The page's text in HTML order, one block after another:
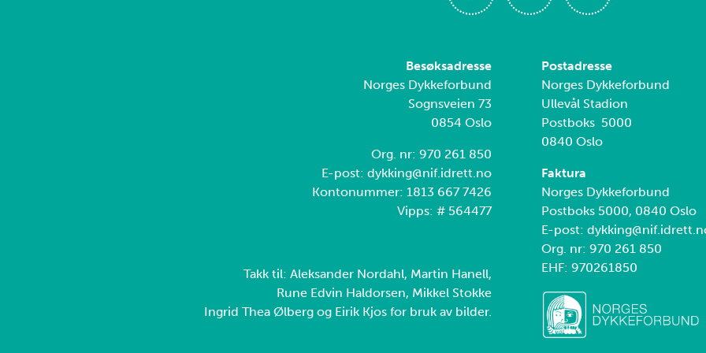
Besøksadresse
Norges Dykkeforbund
Sognsveien 73
0854 Oslo
Org. nr: 970 261 850
E-post: dykking@nif.idrett.no
Kontonummer: 1813 667 7426
Vipps: # 564477
Takk til: Aleksander Nordahl, Martin Hanell,
Rune Edvin Haldorsen, Mikkel Stokke
Ingrid Thea Ølberg og Eirik Kjos for bruk av bilder.
Postadresse
Norges Dykkeforbund
Ullevål Stadion
Postboks 5000
0840 Oslo
Faktura
Norges Dykkeforbund
Postboks 5000, 0840 Oslo
E-post:
Org. nr: 970 261 850
EHF: 970261850